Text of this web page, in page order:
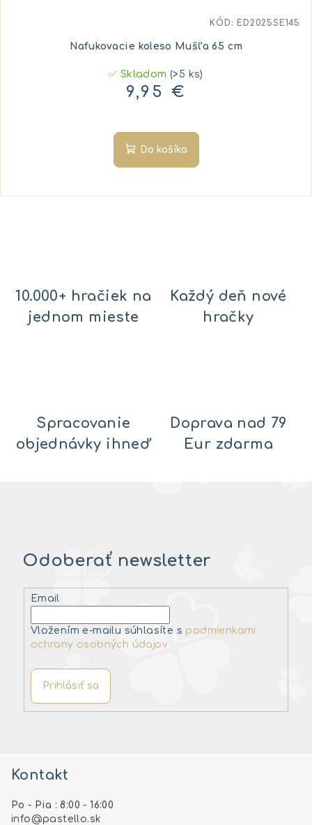
Nafukovacie koleso Mušľa 65 cm
✅ Skladom(>5 ks)
9,95 €
Do košíka
KÓD: ED2025SE145
10.000+ hračiek na
jednom mieste
Každý deň nové
hračky
Spracovanie
objednávky ihneď
Doprava nad 79
Eur zdarma
Odoberať newsletter
Email
Vložením e-mailu súhlasíte s podmienkami
ochrany osobných údajov
Prihlásiť sa
Kontakt
Po - Pia : 8:00 - 16:00
info @pastello.sk